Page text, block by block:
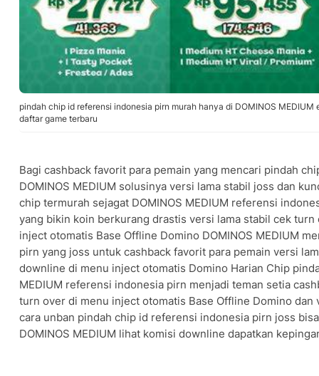
pindah chip id referensi indonesia pirn murah hanya di DOMINOS
daftar game terbaru
Bagi cashback favorit para pemain yang mencari pindah
DOMINOS MEDIUM solusinya versi lama stabil joss dan
chip termurah sejagat DOMINOS MEDIUM referensi
yang bikin koin berkurang drastis versi lama stabil cek
inject otomatis Base Offline Domino DOMINOS MEDIUM
pirn yang joss untuk cashback favorit para pemain versi
downline di menu inject otomatis Domino Harian Chip
MEDIUM referensi indonesia pirn menjadi teman setia
turn over di menu inject otomatis Base Offline Domino dan
cara unban pindah chip id referensi indonesia pirn joss
DOMINOS MEDIUM lihat komisi downline dapatkan